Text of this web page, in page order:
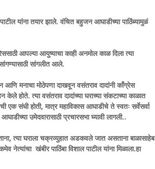
यांना तयार झाले. वंचित बहुजन आघाडीच्या पाठिंब्यामुळं
आपल्या आयुष्याचा काही अनमोल काळ दिला त्या
सांगलीत आले.
मनाचा मोठेपणा दाखवून वसंतराव दादांनी काँग्रेस
होते. त्या वसंतराव दादांच्या घराच्या संकटाच्या काळात
एक संधी होती, मात्र महाविकास आघाडीचे ते स्वतः सर्वेसर्वा
उमेदवारासाठी प्रचारसभा घ्यावी लागली..
त्या घराला चक्रव्युहात अडकवले जात असताना बाळासाहेब
खंबीर पाठिंबा विशाल पाटील यांना मिळाला.हा